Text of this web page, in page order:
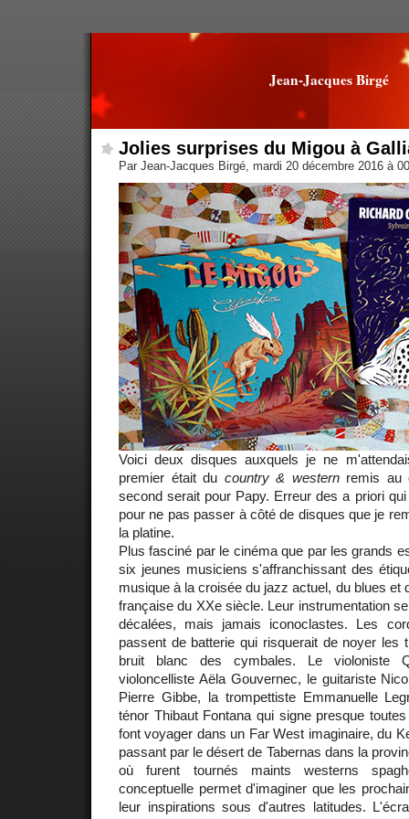
Jean-Jacques Birgé
Jolies surprises du Migou à
Par Jean-Jacques Birgé, mardi 20 décembre 2016 à
Voici deux disques auxquels je ne
premier était du country & westernremis au
second serait pour Papy. Erreur des a priori
pour ne pas passer à côté de disques que je
la platine.
Plus fasciné par le cinéma que par les grands
six jeunes musiciens s'affranchissant des
musique à la croisée du jazz actuel, du blues et
française du XXe siècle. Leur instrumentation
décalées, mais jamais iconoclastes. Les
passent de batterie qui risquerait de noyer les
bruit blanc des cymbales. Le violoniste
violoncelliste Aëla Gouvernec, le guitariste
Pierre Gibbe, la trompettiste Emmanuelle
ténor Thibaut Fontana qui signe presque
font voyager dans un Far West imaginaire, du
passant par le désert de Tabernas dans la
où furent tournés maints westerns
conceptuelle permet d'imaginer que les
leur inspirations sous d'autres latitudes.